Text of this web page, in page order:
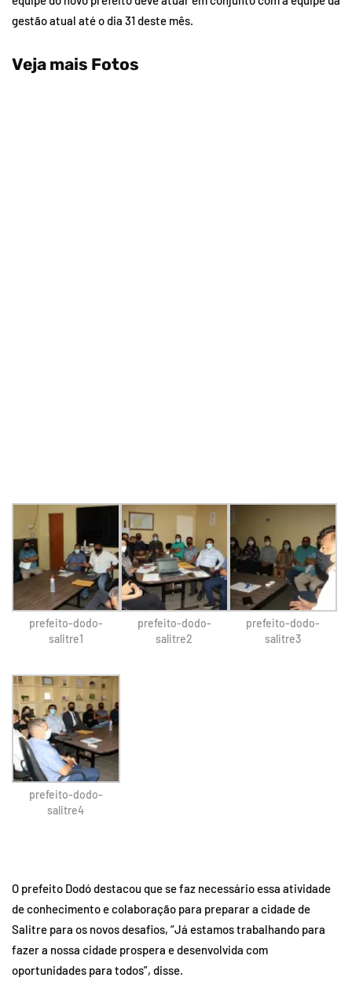
gestão atual até o dia 31 deste mês.
Veja mais Fotos
prefeito-dodo-
salitre1
prefeito-dodo-
salitre2
prefeito-dodo-
salitre3
prefeito-dodo-
salitre4
O prefeito Dodó destacou que se faz necessário essa atividade
de conhecimento e colaboração para preparar a cidade de
Salitre para os novos desafios, “Já estamos trabalhando para
fazer a nossa cidade prospera e desenvolvida com
oportunidades para todos”, disse.